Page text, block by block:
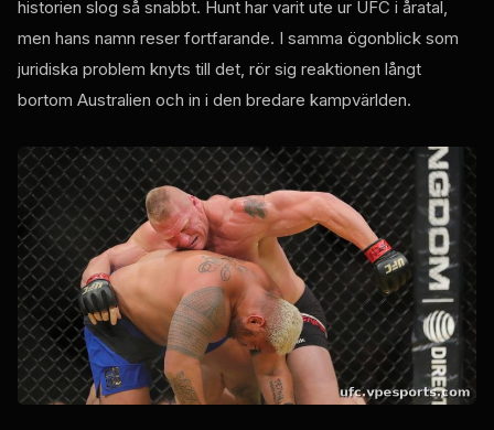
historien slog så snabbt. Hunt har varit ute ur UFC i åratal,
men hans namn reser fortfarande. I samma ögonblick som
juridiska problem knyts till det, rör sig reaktionen långt
bortom Australien och in i den bredare kampvärlden.